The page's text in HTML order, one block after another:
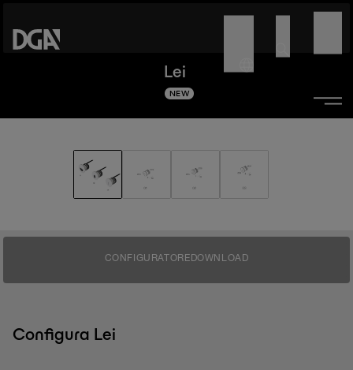
Lei
NEW
CONFIGURATORE DOWNLOAD
Configura Lei